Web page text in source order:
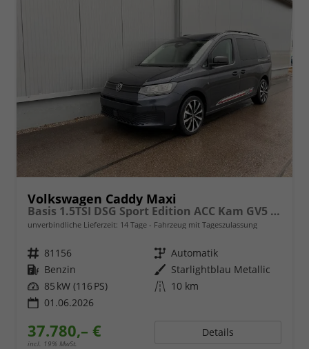
Volkswagen Caddy Maxi
Basis 1.5TSI DSG Sport Edition ACC Kam GV5 App AHK Reling
unverbindliche Lieferzeit: 14 Tage Fahrzeug mit Tageszulassung
Fahrzeugnr. 81156 Getriebe Automatik
Kraftstoff Benzin Außenfarbe Starlightblau Metallic
Leistung 85 kW (116 PS) Kilometerstand 10 km
01.06.2026
37.780,– €
incl. 19% MwSt.
Details